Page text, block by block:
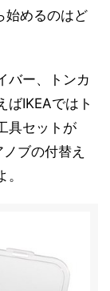
始めるのはど
バー、トンカ
ばIKEAではト
具セットが
ブの付替え